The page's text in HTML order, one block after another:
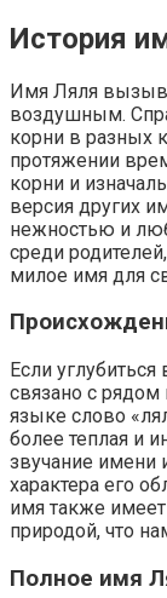
История
Имя Ляля
воздушным.
корни в разных
протяжении
корни и
версия других
нежностью и
среди
милое имя для
Если
связано с рядом
языке слово
более теплая и
звучание имени
характера его
имя также
природой, что
Полное имя